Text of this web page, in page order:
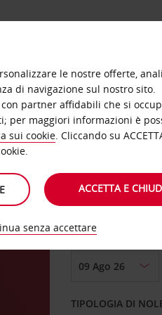
Scegli una
DAL GIORNO
TIPOLOGIA DI
le nostre offerte,
di navigazione sul nostro sito.
partner affidabili che si
per maggiori informazioni è
sui cookie. Cliccando su
ACCETTA E
senza accettare